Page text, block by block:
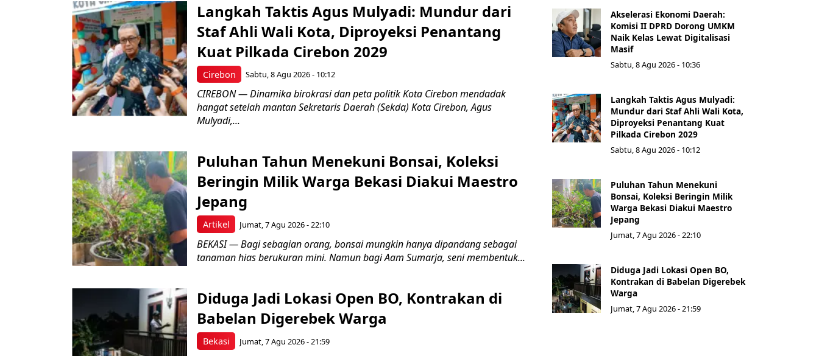
Cirebon
Langkah Taktis Agus Mulyadi: Mundur dari
Staf Ahli Wali Kota, Diproyeksi Penantang
Kuat Pilkada Cirebon 2029
Sabtu, 8 Agu 2026 - 10:12
CIREBON — Dinamika birokrasi dan peta politik Kota Cirebon mendadak
hangat setelah mantan Sekretaris Daerah (Sekda) Kota Cirebon, Agus
Mulyadi,...
Artikel
Puluhan Tahun Menekuni Bonsai, Koleksi
Beringin Milik Warga Bekasi Diakui Maestro
Jepang
Jumat, 7 Agu 2026 - 22:10
BEKASI — Bagi sebagian orang, bonsai mungkin hanya dipandang sebagai
tanaman hias berukuran mini. Namun bagi Aam Sumarja, seni membentuk...
Bekasi
Diduga Jadi Lokasi Open BO, Kontrakan di
Babelan Digerebek Warga
Jumat, 7 Agu 2026 - 21:59
Akselerasi Ekonomi Daerah:
Komisi II DPRD Dorong UMKM
Naik Kelas Lewat Digitalisasi
Masif
Sabtu, 8 Agu 2026 - 10:36
Langkah Taktis Agus Mulyadi:
Mundur dari Staf Ahli Wali Kota,
Diproyeksi Penantang Kuat
Pilkada Cirebon 2029
Sabtu, 8 Agu 2026 - 10:12
Puluhan Tahun Menekuni
Bonsai, Koleksi Beringin Milik
Warga Bekasi Diakui Maestro
Jepang
Jumat, 7 Agu 2026 - 22:10
Diduga Jadi Lokasi Open BO,
Kontrakan di Babelan Digerebek
Warga
Jumat, 7 Agu 2026 - 21:59